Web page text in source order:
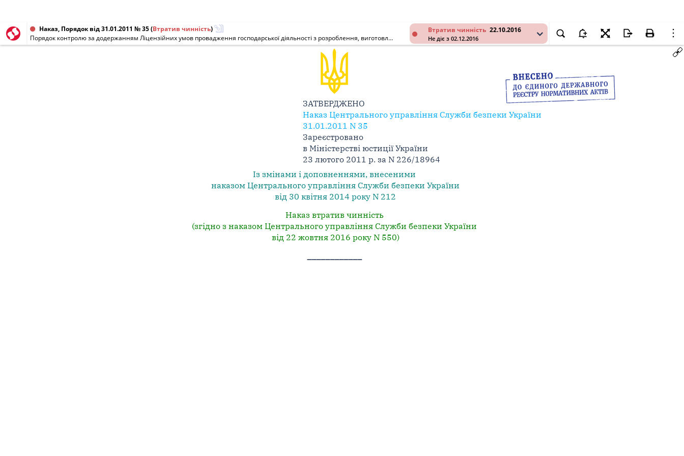
Втратив чинність 22.10.2016
Не діє з 02.12.2016
Наказ, Порядок від 31.01.2011 № 35(Втратив чинність)
Порядок контролю за додержанням Ліцензійних умов провадження господарської діяльності з розроблення, виготовлення спеціальних технічних засобів для зняття інформації з каналів зв'язку, інших засобів негласного отримання інформації, торгівлі спеціальними технічними засобами для зняття інформації з каналів зв'язку, іншими засобами негласного отримання інформації